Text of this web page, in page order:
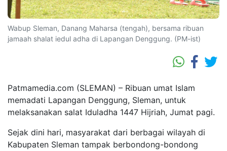
Wabup Sleman, Danang Maharsa (tengah), bersama ribuan
jamaah shalat iedul adha di Lapangan Denggung. (PM-ist)
Patmamedia.com (SLEMAN) – Ribuan umat Islam
memadati Lapangan Denggung, Sleman, untuk
melaksanakan salat Iduladha 1447 Hijriah, Jumat pagi.
Sejak dini hari, masyarakat dari berbagai wilayah di
Kabupaten Sleman tampak berbondong-bondong